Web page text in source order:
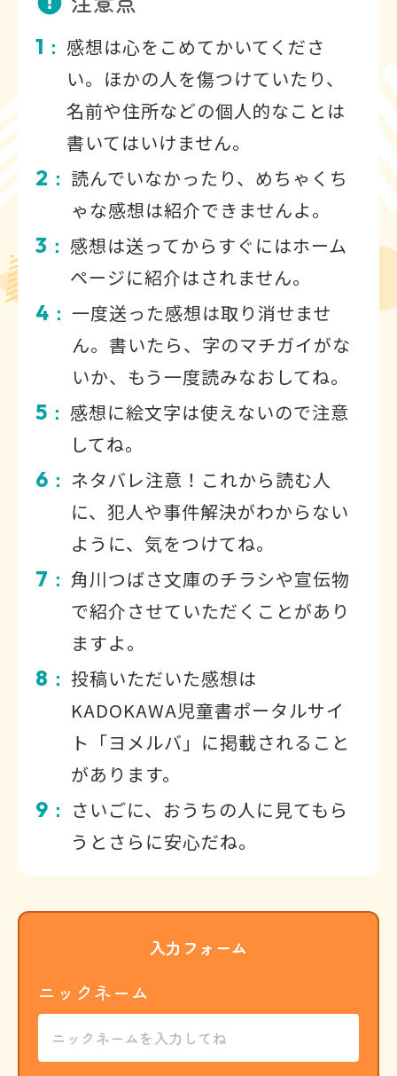
1 ： 感想は心をこめてかいてくださ
い。ほかの人を傷つけていたり、
名前や住所などの個人的なことは
書いてはいけません。
2 ： 読んでいなかったり、めちゃくち
ゃな感想は紹介できませんよ。
3 ： 感想は送ってからすぐにはホーム
ページに紹介はされません。
4 ： 一度送った感想は取り消せませ
ん。書いたら、字のマチガイがな
いか、もう一度読みなおしてね。
5 ： 感想に絵文字は使えないので注意
してね。
6 ： ネタバレ注意！これから読む人
に、犯人や事件解決がわからない
ように、気をつけてね。
7 ： 角川つばさ文庫のチラシや宣伝物
で紹介させていただくことがあり
ますよ。
8 ： 投稿いただいた感想は
KADOKAWA児童書ポータルサイ
ト「ヨメルバ」に掲載されること
があります。
9 ：
さいごに、おうちの人に見てもら
うとさらに安心だね。
入力フォーム
ニックネーム